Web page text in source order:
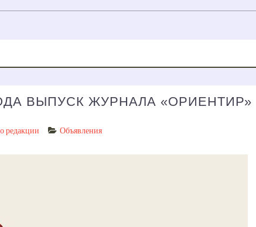
ВЫПУСК ЖУРНАЛА «ОРИЕНТИР»
редакции Объявления